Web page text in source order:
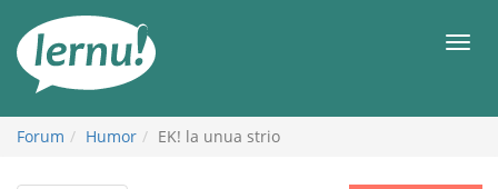
Forum Humor EK! la unua strio